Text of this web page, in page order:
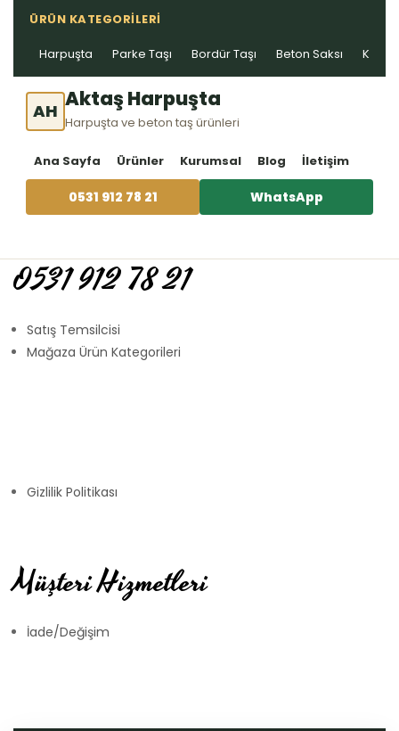
ÜRÜN KATEGORILERI
Harpuşta Parke Taşı Bordür Taşı Beton Saksı Kablo
AH Aktaş Harpuşta
Harpuşta ve beton taş ürünleri
Ana Sayfa Ürünler Kurumsal Blog İletişim
0531 912 78 21 WhatsApp
0531 912 78 21
Satış Temsilcisi
Mağaza Ürün Kategorileri
Gizlilik Politikası
Müşteri Hizmetleri
İade/Değişim